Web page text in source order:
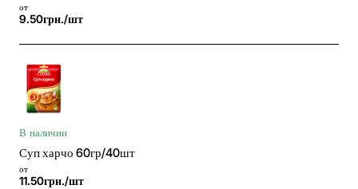
от
9.50грн./шт
В наличии
Суп харчо 60гр/40шт
от
11.50грн./шт